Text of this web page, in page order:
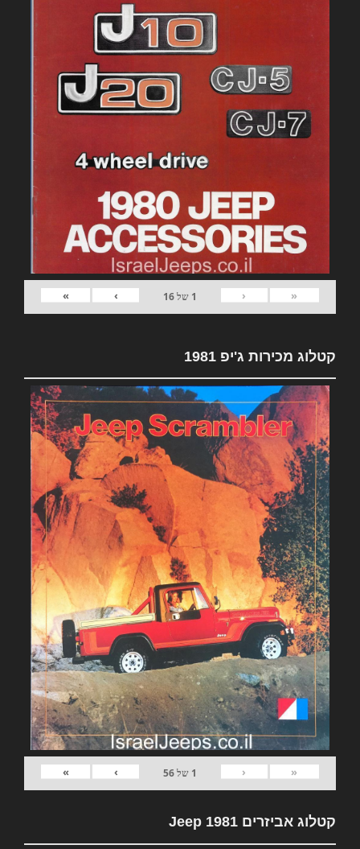
«
‹
1 של16
›
»
קטלוג מכירות ג'יפ 1981
«
‹
1 של56
›
»
קטלוג אביזרים 1981 Jeep